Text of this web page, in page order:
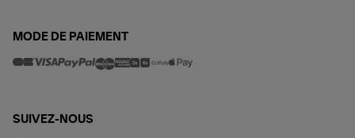
MODE DE PAIEMENT
SUIVEZ-NOUS